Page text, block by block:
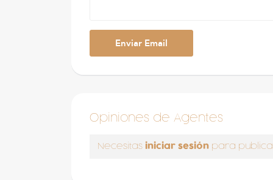
Opiniones de Agentes
Necesitas iniciar sesión para